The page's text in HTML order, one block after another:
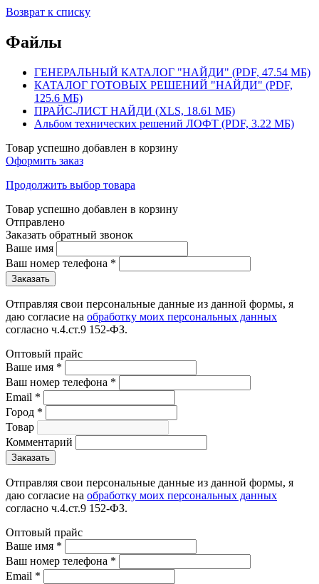
Возврат к списку
Файлы
ГЕНЕРАЛЬНЫЙ КАТАЛОГ "НАЙДИ" (PDF, 47.54 МБ)
КАТАЛОГ ГОТОВЫХ РЕШЕНИЙ "НАЙДИ" (PDF,
125.6 МБ)
ПРАЙС-ЛИСТ НАЙДИ (XLS, 18.61 МБ)
Альбом технических решений ЛОФТ (PDF, 3.22 МБ)
Товар успешно добавлен в корзину
Оформить заказ
Продолжить выбор товара
Товар успешно добавлен в корзину
Отправлено
Заказать обратный звонок
Ваше имя
Ваш номер телефона *
Отправляя свои персональные данные из данной формы, я
даю согласие на обработку моих персональных данных
согласно ч.4.ст.9 152-ФЗ.
Оптовый прайс
Ваше имя *
Ваш номер телефона *
Email *
Город *
Товар
Комментарий
Отправляя свои персональные данные из данной формы, я
даю согласие на обработку моих персональных данных
согласно ч.4.ст.9 152-ФЗ.
Оптовый прайс
Ваше имя *
Ваш номер телефона *
Email *